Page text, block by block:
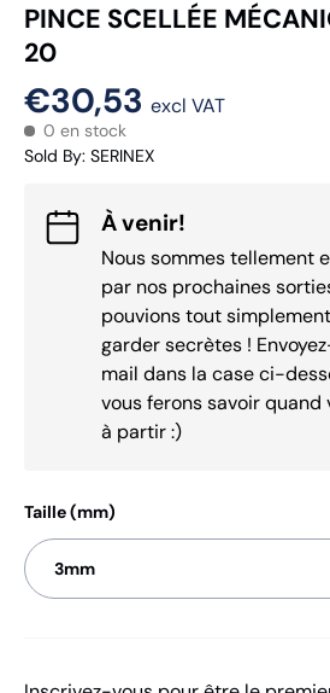
PINCE SCELLÉE
20
€30,53 excl VAT
0 en stock
Sold By: SERINEX
À venir!
Nous sommes tellement
par nos prochaines
pouvions tout
garder secrètes !
mail dans la case ci-
vous ferons savoir quand
à partir :)
Taille (mm)
3mm